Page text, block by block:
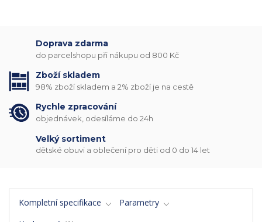
Doprava zdarma
do parcelshopu při nákupu od 800 Kč
Zboží skladem
98% zboží skladem a 2% zboží je na cestě
Rychle zpracování
objednávek, odesíláme do 24h
Velký sortiment
dětské obuvi a oblečení pro děti od 0 do 14 let
Kompletní specifikace
Parametry